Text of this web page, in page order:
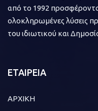
από το 1992
ολοκληρωμένες λύσεις
του ιδιωτικού και
ΕΤΑΙΡΕΙΑ
ΑΡΧΙΚΗ